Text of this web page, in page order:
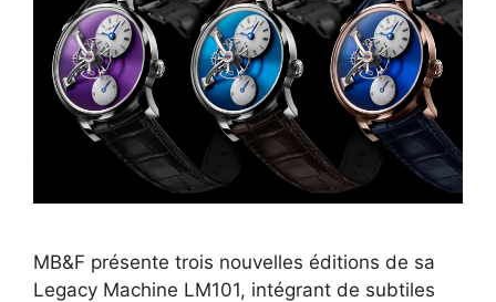
MB&F présente trois nouvelles éditions de sa
Legacy Machine LM101, intégrant de subtiles